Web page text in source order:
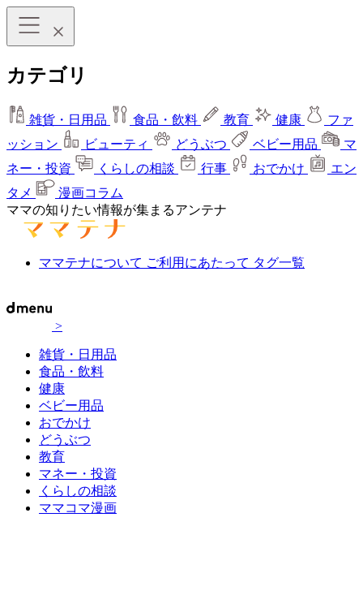
カテゴリ
雑貨・日用品 食品・飲料 教育 健康
ファ
ッション
ビューティ どうぶつ ベビー用品
マ
ネー・投資
くらしの相談 行事 おでかけ
エン
タメ
漫画コラム
ママの知りたい情報が集まるアンテナ
ママテナについて ご利用にあたって タグ一覧
>
雑貨・日用品
食品・飲料
健康
ベビー用品
おでかけ
どうぶつ
教育
マネー・投資
くらしの相談
ママコマ漫画